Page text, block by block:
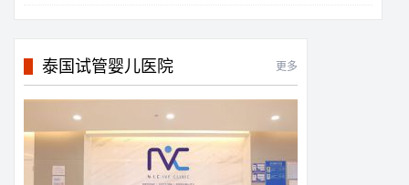
泰国试管婴儿医院 更多